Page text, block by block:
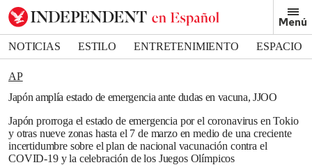
Menú
NOTICIAS ESTILO ENTRETENIMIENTO
ESPACIO
DEPORTES
AP
Japón amplía estado de emergencia ante dudas en vacuna, JJOO
Japón prorroga el estado de emergencia por el coronavirus en Tokio
y otras nueve zonas hasta el 7 de marzo en medio de una creciente
incertidumbre sobre el plan de nacional vacunación contra el
COVID-19 y la celebración de los Juegos Olímpicos
Bookmark popover
Removed from bookmarks
Close popover